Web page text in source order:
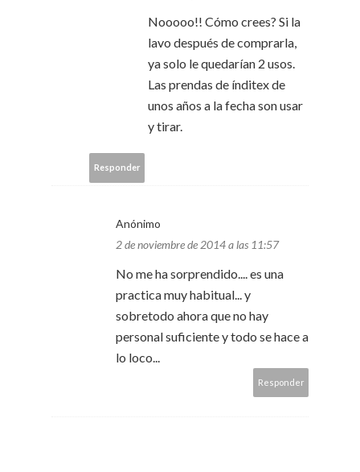
Nooooo!! Cómo crees? Si la
lavo después de comprarla,
ya solo le quedarían 2 usos.
Las prendas de índitex de
unos años a la fecha son usar
y tirar.
Responder
Anónimo
2 de noviembre de 2014 a las 11:57
No me ha sorprendido.... es una
practica muy habitual... y
sobretodo ahora que no hay
personal suficiente y todo se hace a
lo loco...
Responder